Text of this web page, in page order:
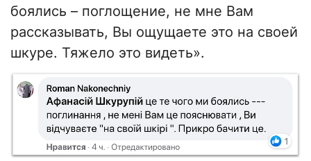
боялись – поглощение, не мне Вам
рассказывать, Вы ощущаете это на своей
шкуре. Тяжело это видеть».